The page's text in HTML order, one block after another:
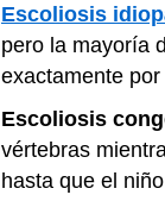
Escoliosis
pero la mayoría
exactamente
Escoliosis
vértebras
hasta que el